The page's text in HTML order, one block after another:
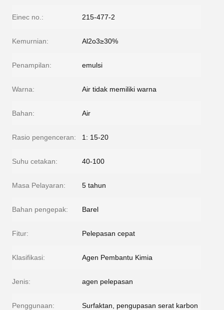
Einec no.: 215-477-2
Kemurnian: Al2o3≥30%
Penampilan: emulsi
Warna: Air tidak memiliki warna
Bahan: Air
Rasio pengenceran: 1: 15-20
Suhu cetakan: 40-100
Masa Pelayaran: 5 tahun
Bahan pengepak: Barel
Fitur: Pelepasan cepat
Klasifikasi: Agen Pembantu Kimia
Jenis: agen pelepasan
Penggunaan: Surfaktan, pengupasan serat karbon